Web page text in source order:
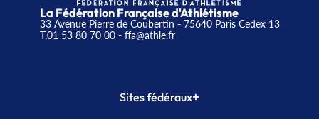
La Fédération Française d'Athlétisme
33 Avenue Pierre de Coubertin - 75640 Paris Cedex 13
T.01 53 80 70 00- ffa@athle.fr
Sites fédéraux+